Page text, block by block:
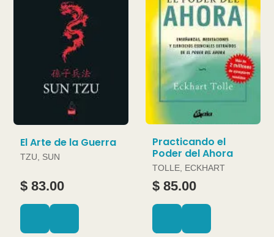
El Arte de la Guerra
TZU, SUN
$ 83.00
Practicando el
Poder del Ahora
TOLLE, ECKHART
$ 85.00